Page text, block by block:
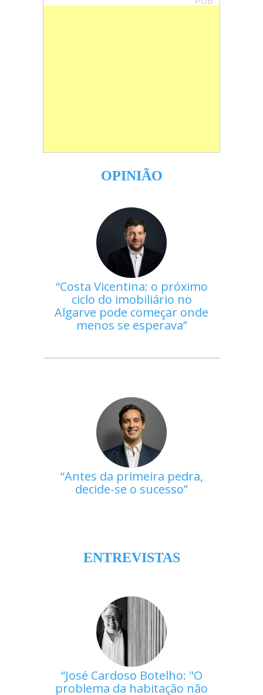
OPINIÃO
Costa Vicentina: o próximo
ciclo do imobiliário no
Algarve pode começar onde
menos se esperava
Antes da primeira pedra,
decide-se o sucesso
ENTREVISTAS
José Cardoso Botelho: "O
problema da habitação não